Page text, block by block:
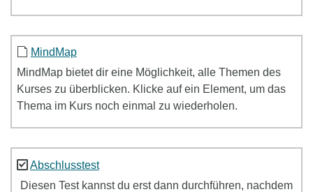
MindMap
MindMap bietet dir eine Möglichkeit, alle Themen des
Kurses zu überblicken. Klicke auf ein Element, um das
Thema im Kurs noch einmal zu wiederholen.
Abschlusstest
Diesen Test kannst du erst dann durchführen, nachdem